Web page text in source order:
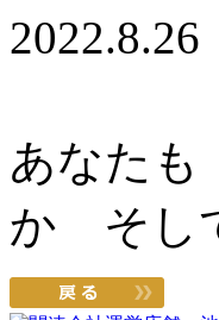
あなた
か そし